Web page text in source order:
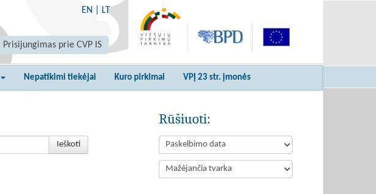
EN LT
Prisijungimas prie CVP IS
Nepatikimi tiekėjai Kuro pirkimai VPĮ 23 str. įmonės
Ieškoti
Rūšiuoti: